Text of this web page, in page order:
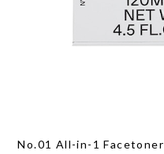
No.01 All-in-1 Facetoner